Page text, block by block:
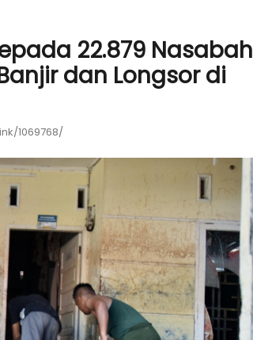
22.879 Nasabah
dan Longsor di
1069768/